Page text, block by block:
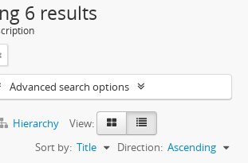
6 results
Advanced search options
Hierarchy
View:
Sort by: Title Direction: Ascending